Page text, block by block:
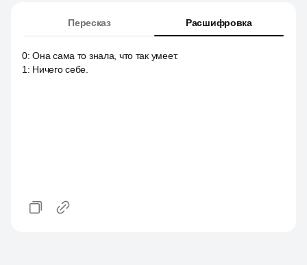
Пересказ Расшифровка
0:Она сама то знала, что так умеет.
1 : Ничего себе.